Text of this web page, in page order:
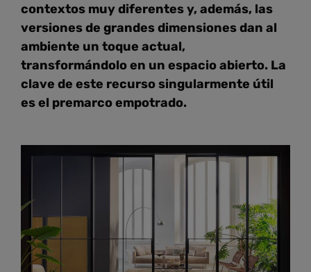
contextos muy diferentes y, además, las
versiones de grandes dimensiones dan al
ambiente un toque actual,
transformándolo en un espacio abierto. La
clave de este recurso singularmente útil
es el premarco empotrado.